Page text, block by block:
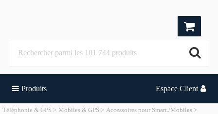
Produits Espace Client
Téléphonie & GPS Mobiles & GPS
Accessoires pour Smart./Mobiles